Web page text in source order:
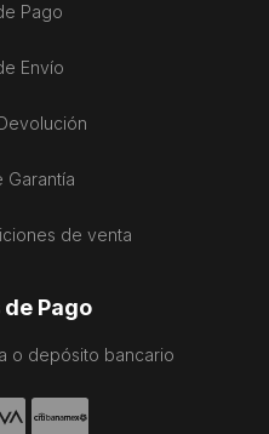
Pago
Envío
Garantía
de venta
Pago
o depósito bancario